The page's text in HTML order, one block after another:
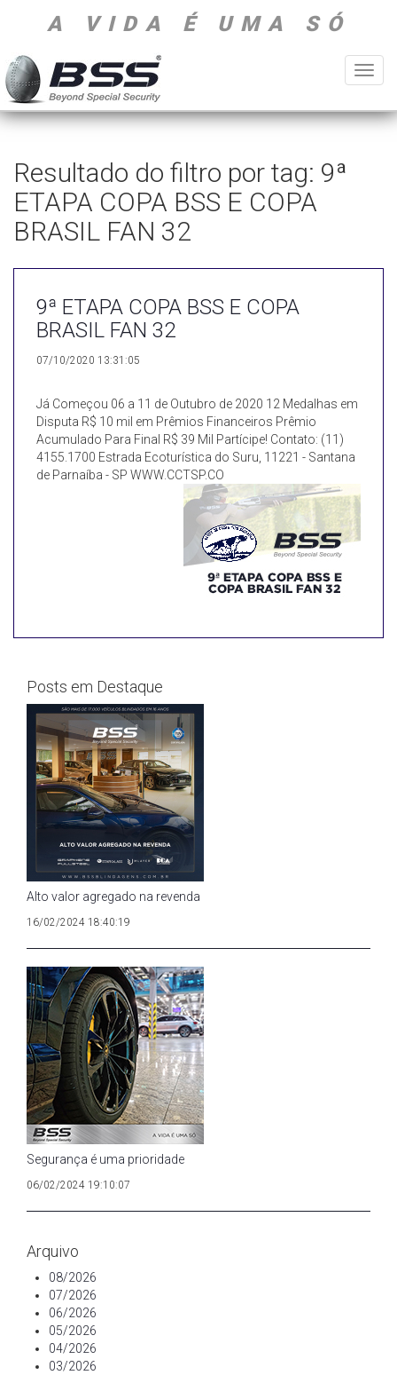
A VIDA É UMA SÓ
Resultado do filtro por tag: 9ª
ETAPA COPA BSS E COPA
BRASIL FAN 32
9ª ETAPA COPA BSS E COPA
BRASIL FAN 32
07/10/2020 13:31:05
Já Começou 06 a 11 de Outubro de 2020 12 Medalhas em
Disputa R$ 10 mil em Prêmios Financeiros Prêmio
Acumulado Para Final R$ 39 Mil Partícipe! Contato: (11)
4155.1700 Estrada Ecoturística do Suru, 11221 - Santana
de Parnaíba - SP WWW.CCTSP.CO
Posts em Destaque
Alto valor agregado na revenda
16/02/2024 18:40:19
Segurança é uma prioridade
06/02/2024 19:10:07
Arquivo
08/2026
07/2026
06/2026
05/2026
04/2026
03/2026